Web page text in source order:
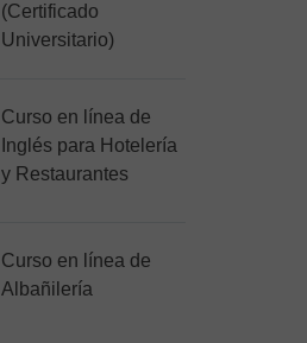
(Certificado
Universitario)
Curso en línea de
Inglés para Hotelería
y Restaurantes
Curso en línea de
Albañilería